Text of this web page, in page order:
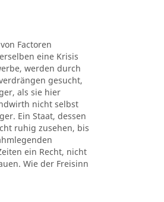
Factoren
eine Krisis
werden durch
gesucht,
als sie hier
nicht selbst
Ein Staat, dessen
ruhig zusehen, bis
ein Recht, nicht
Wie der Freisinn